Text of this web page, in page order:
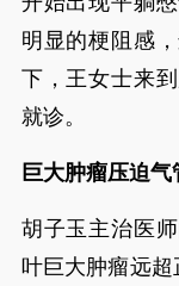
明显的梗阻感
下，王女士来
就诊。
巨大肿瘤压迫
胡子玉主治医
叶巨大肿瘤远超